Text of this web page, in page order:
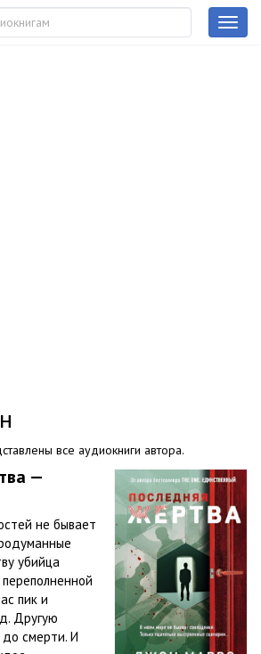
все аудиокниги автора.
—
не бывает
убийца
пик и
Другую
смерти. И